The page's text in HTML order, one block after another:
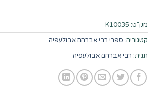
מק"ט: K10035
קטגוריה: ספרי רבי אברהם אבולעפיה
תגית: רבי אברהם אבולעפיה